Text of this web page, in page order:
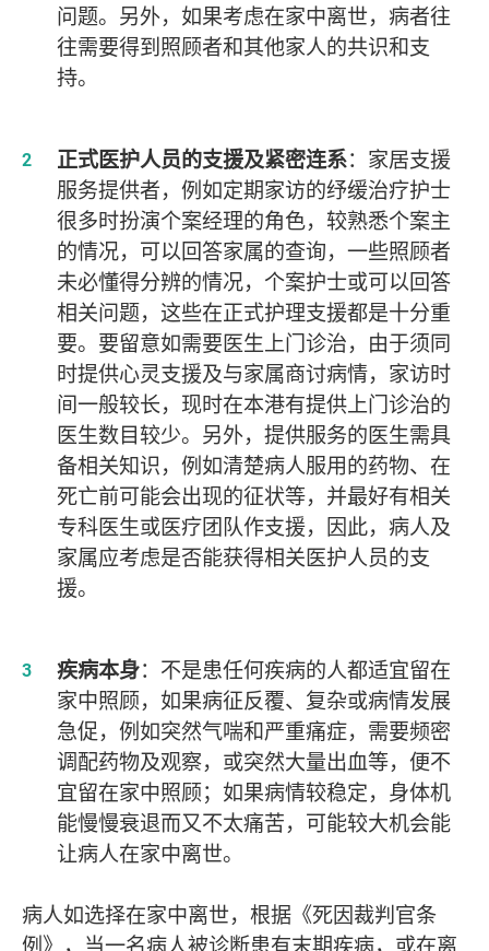
问题。另外，如果考虑在家中离世，病者往
往需要得到照顾者和其他家人的共识和支
持。
正式医护人员的支援及紧密连系：家居支援
服务提供者，例如定期家访的纾缓治疗护士
很多时扮演个案经理的角色，较熟悉个案主
的情况，可以回答家属的查询，一些照顾者
未必懂得分辨的情况，个案护士或可以回答
相关问题，这些在正式护理支援都是十分重
要。要留意如需要医生上门诊治，由于须同
时提供心灵支援及与家属商讨病情，家访时
间一般较长，现时在本港有提供上门诊治的
医生数目较少。另外，提供服务的医生需具
备相关知识，例如清楚病人服用的药物、在
死亡前可能会出现的征状等，并最好有相关
专科医生或医疗团队作支援，因此，病人及
家属应考虑是否能获得相关医护人员的支
援。
疾病本身：不是患任何疾病的人都适宜留在
家中照顾，如果病征反覆、复杂或病情发展
急促，例如突然气喘和严重痛症，需要频密
调配药物及观察，或突然大量出血等，便不
宜留在家中照顾；如果病情较稳定，身体机
能慢慢衰退而又不太痛苦，可能较大机会能
让病人在家中离世。
病人如选择在家中离世，根据《死因裁判官条